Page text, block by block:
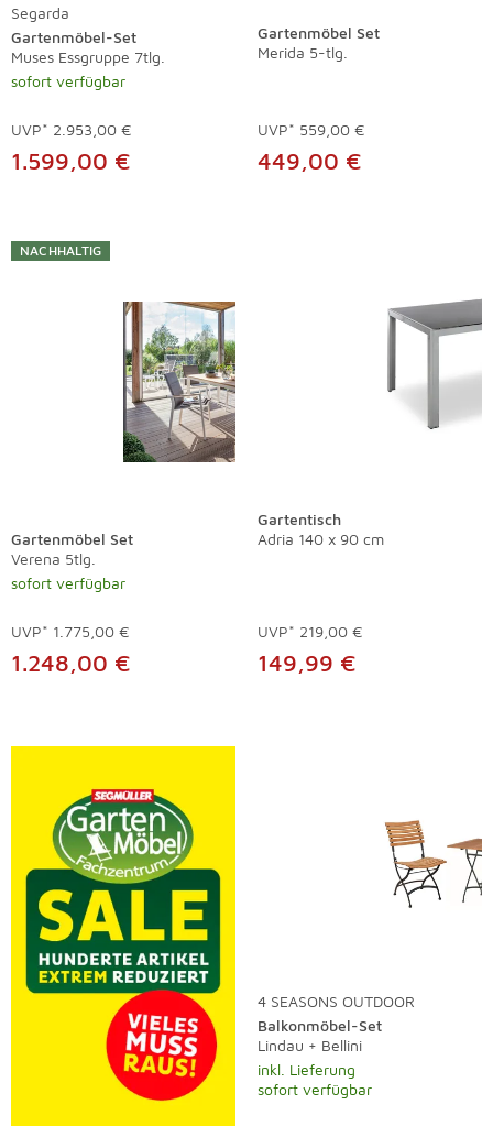
Segarda
Gartenmöbel-Set
Muses Essgruppe 7tlg.
sofort verfügbar
UVP* 2.953,00 €
1.599,00 €
Gartenmöbel Set
Merida 5-tlg.
UVP* 559,00 €
449,00 €
NACHHALTIG
Gartenmöbel Set
Verena 5tlg.
sofort verfügbar
UVP* 1.775,00 €
1.248,00 €
Gartentisch
Adria 140 x 90 cm
UVP* 219,00 €
149,99 €
4 SEASONS OUTDOOR
Balkonmöbel-Set
Lindau + Bellini
inkl. Lieferung
sofort verfügbar